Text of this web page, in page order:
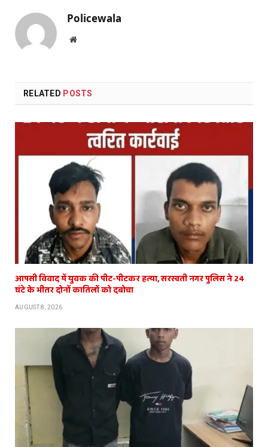
Policewala
Website
RELATED POSTS
आपसी विवाद में युवक की पीट-पीटकर हत्या, सरस्वती नगर पुलिस ने 24
घंटे के भीतर दोनों कातिलों को दबोचा
AUGUST 8, 2026